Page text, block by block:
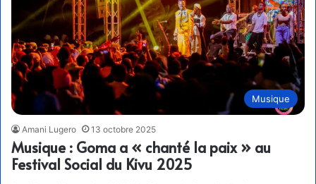
Musique
Amani Lugero 13 octobre 2025
Musique : Goma a « chanté la paix » au
Festival Social du Kivu 2025